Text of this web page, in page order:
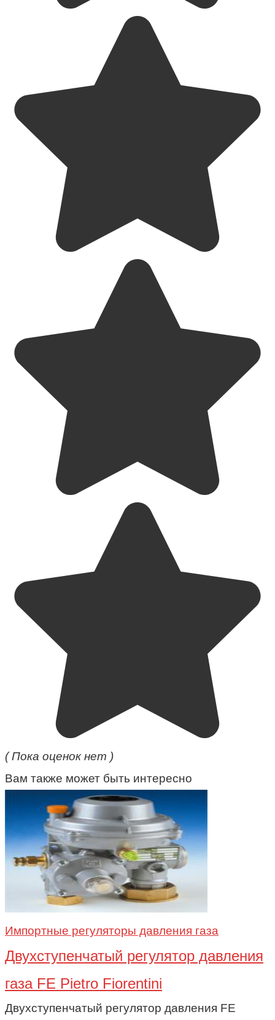
( Пока оценок нет )
Вам также может быть интересно
Импортные регуляторы давления газа
Двухступенчатый регулятор давления
газа FE Pietro Fiorentini
Двухступенчатый регулятор давления FE